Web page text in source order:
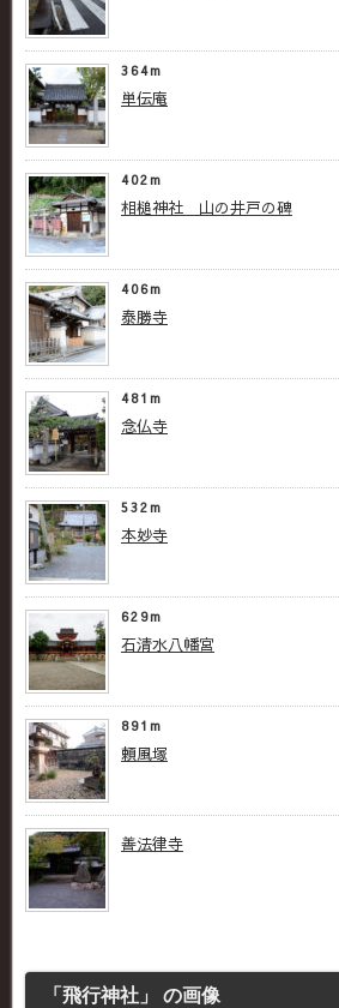
364m
単伝庵
402m
相槌神社 山の井戸の碑
406m
泰勝寺
481m
念仏寺
532m
本妙寺
629m
石清水八幡宮
891m
頼風塚
善法律寺
「飛行神社」 の画像